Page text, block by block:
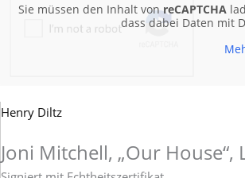
Sie müssen den Inhalt vonreCAPTCHA
dass dabei Daten mit
Henry Diltz
Joni Mitchell, „Our House“,
Joni
"Our